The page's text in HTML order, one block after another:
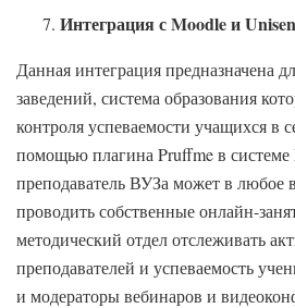
Интеграция с Moodle и
Данная интеграция предназначена
заведений, система образования
контроля успеваемости учащихся в
помощью плагина Pruffme в
преподаватель ВУЗа может в любое
проводить собственные онлайн-
методический отдел отслеживать
преподавателей и успеваемость
и модераторы вебинаров и